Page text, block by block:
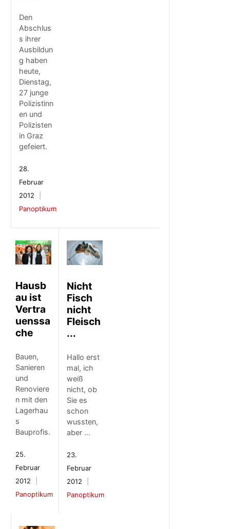
Den
Abschlus
s ihrer
Ausbildun
g haben
heute,
Dienstag,
27 junge
Polizistinn
en und
Polizisten
in Graz
gefeiert.
28.
Februar
2012
Panoptikum
Hausb
au ist
Vertra
uenssa
che
Bauen,
Sanieren
und
Renoviere
n mit den
Lagerhau
s
Bauprofis.
25.
Februar
2012
Panoptikum
Nicht
Fisch
nicht
Fleisch
...
Hallo erst
mal, ich
weiß
nicht, ob
Sie es
schon
wussten,
aber ...
23.
Februar
2012
Panoptikum